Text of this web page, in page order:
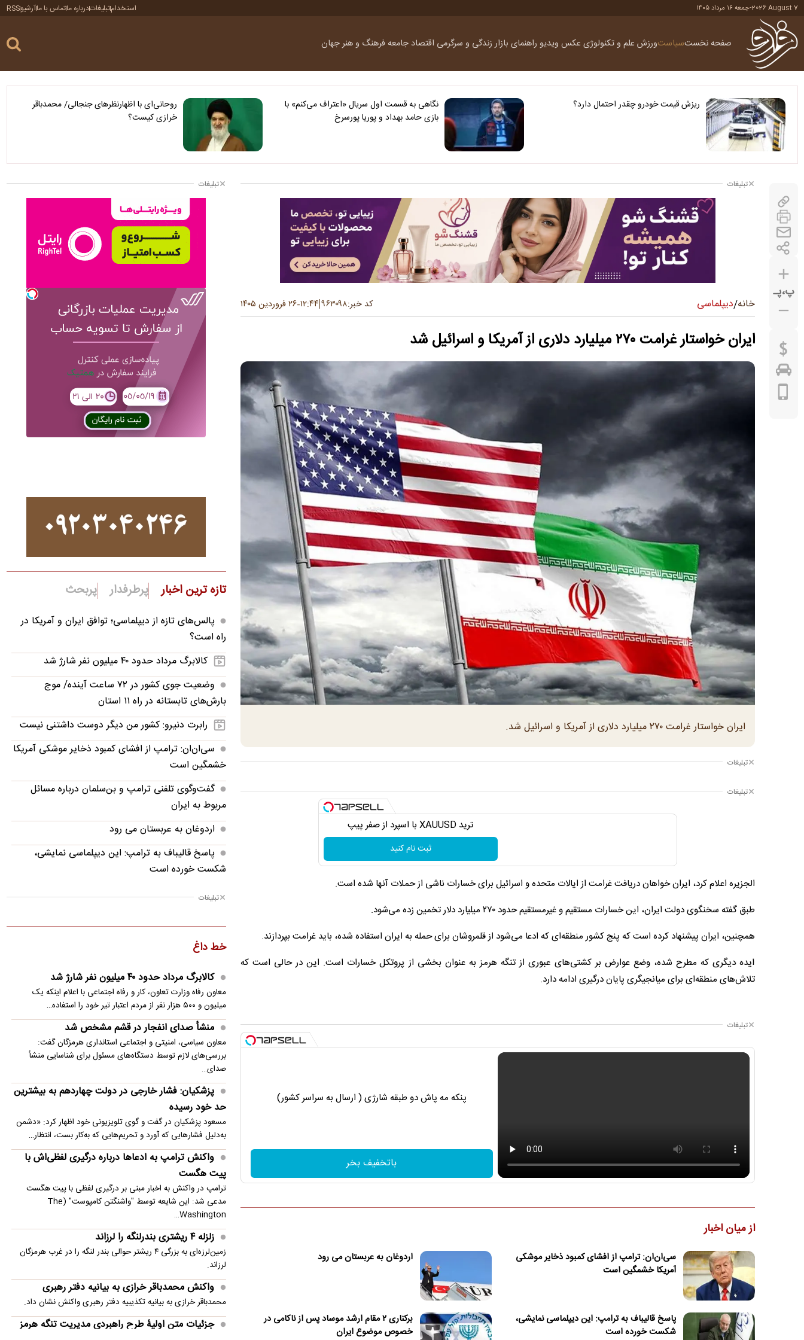
2026 August 7
-جمعه ۱۶ مرداد ۱۴۰۵ استخدامتبلیغاتدرباره ماتماس با ماآرشیوRSS
صفحه نخستسیاستورزش علم و تکنولوژی عکس ویدیو راهنمای بازارزندگی و سرگرمی اقتصاد جامعهفرهنگ و هنرجهان
ریزش قیمت خودرو چقدر احتمال دارد؟
نگاهی به قسمت اول سریال «اعتراف می‌کنم» با
بازی حامد بهداد و پوریا پورسرخ
روحانی‌ای با اظهارنظرهای جنجالی/ محمدباقر
خرازی کیست؟
پ،پـ
تبلیغات
خانه/دیپلماسی کد خبر:۹۶۳۰۹۸ ۱۲:۴۴-۲۶ فروردین ۱۴۰۵
ایران خواستار غرامت ۲۷۰ میلیارد دلاری از آمریکا و اسرائیل شد
ایران خواستار غرامت ۲۷۰ میلیارد دلاری از آمریکا و اسرائیل شد.
تبلیغات
تبلیغات
ترید XAUUSD با اسپرد از صفر پیپ
ثبت نام کنید
الجزیره اعلام کرد، ایران خواهان دریافت غرامت از ایالات متحده و اسرائیل برای خسارات ناشی از حملات آنها شده است.
طبق گفته سخنگوی دولت ایران، این خسارات مستقیم و غیرمستقیم حدود ۲۷۰ میلیارد دلار تخمین زده می‌شود.
همچنین، ایران پیشنهاد کرده است که پنج کشور منطقه‌ای که ادعا می‌شود از قلمروشان برای حمله به ایران استفاده شده، باید غرامت بپردازند.
ایده دیگری که مطرح شده، وضع عوارض بر کشتی‌های عبوری از تنگه هرمز به عنوان بخشی از پروتکل خسارات است. این در حالی است که
تلاش‌های منطقه‌ای برای میانجیگری پایان درگیری ادامه دارد.
تبلیغات
پنکه مه پاش دو طبقه شارژی ( ارسال به سراسر کشور)
باتخفیف بخر
از میان اخبار
سی‌ان‌ان: ترامپ از افشای کمبود ذخایر موشکی
آمریکا خشمگین است
اردوغان به عربستان می رود
پاسخ قالیباف به ترامپ: این دیپلماسی نمایشی،
شکست خورده است
برکناری ۲ مقام ارشد موساد پس از ناکامی در
خصوص موضوع ایران
تبلیغات
تازه ترین اخبار پرطرفدار پربحث
پالس‌های تازه از دیپلماسی؛ توافق ایران و آمریکا در
راه است؟
کالابرگ مرداد حدود ۴۰‌ میلیون نفر شارژ شد
وضعیت جوی کشور در ۷۲ ساعت آینده/ موج
بارش‌های تابستانه در راه ۱۱ استان
رابرت دنیرو: کشور من دیگر دوست داشتنی نیست
سی‌ان‌ان: ترامپ از افشای کمبود ذخایر موشکی آمریکا
خشمگین است
گفت‌وگوی تلفنی ترامپ و بن‌سلمان درباره مسائل
مربوط به ایران
اردوغان به عربستان می رود
پاسخ قالیباف به ترامپ: این دیپلماسی نمایشی،
شکست خورده است
منشأ صدای انفجار در قشم مشخص شد
پزشکیان: فشار خارجی در دولت چهاردهم به
بیشترین حد خود رسیده
پزشکیان: در ابتدای دولت با قطعی برق، آب و گاز
مواجه بودیم
معاون مرکز شرکت‌های دانش‌بنیان: توسعه فناوری،
مسیر رقابت‌پذیری صنعت قطعه‌سازی است
سنتکام: به محاصره دریایی ایران ادامه می دهیم
مصر خواستار تدوین چشم‌انداز مشترک عربی برای
امنیت منطقه شد
تبلیغات
خط داغ
کالابرگ مرداد حدود ۴۰‌ میلیون نفر شارژ شد
معاون رفاه وزارت تعاون، کار و رفاه اجتماعی با اعلام اینکه یک
میلیون و ۵۰۰ هزار نفر از مردم اعتبار تیر خود را استفاده…
منشأ صدای انفجار در قشم مشخص شد
معاون سیاسی، امنیتی و اجتماعی استانداری هرمزگان گفت:
بررسی‌های لازم توسط دستگاه‌های مسئول برای شناسایی منشأ
صدای…
پزشکیان: فشار خارجی در دولت چهاردهم به بیشترین
حد خود رسیده
مسعود پزشکیان در گفت و گوی تلویزیونی خود اظهار کرد: «دشمن
به‌دلیل فشارهایی که آورد و تحریم‌هایی که به‌کار بست، انتظار…
واکنش ترامپ به ادعاها درباره درگیری لفظی‌اش با
پیت هگست
ترامپ در واکنش به اخبار مبنی بر درگیری لفظی با پیت هگست
مدعی شد: این شایعه توسط "واشنگتن کامپوست" (The
Washington…
زلزله ۴ ریشتری بندرلنگه را لرزاند
زمین‌لرزه‌ای به بزرگی ۴ ریشتر حوالی بندر لنگه را در غرب هرمزگان
لرزاند.
واکنش محمدباقر خرازی به بیانیه دفتر رهبری
محمدباقر خرازی به بیانیه تکذیبیه دفتر رهبری واکنش نشان داد.
جزئیات متن اولیۀ طرح راهبردی مدیریت تنگه هرمز